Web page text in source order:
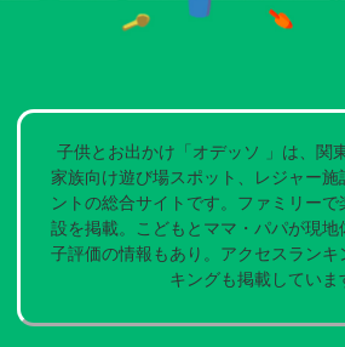
子供とお出かけ「オデッソ 」は、関
家族向け遊び場スポット、レジャー
ントの総合サイトです。ファミリー
設を掲載。こどもとママ・パパが現地
子評価の情報もあり。アクセスランキ
キングも掲載していま